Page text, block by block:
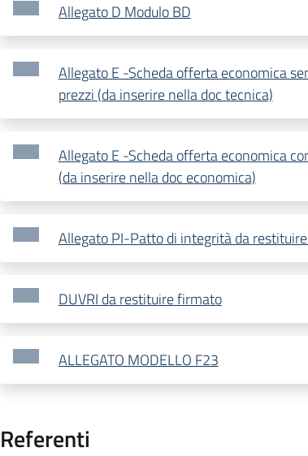
Allegato D Modulo BD
Allegato E -Scheda offerta economica
prezzi (da inserire nella doc tecnica)
Allegato E -Scheda offerta economica
(da inserire nella doc economica)
Allegato PI-Patto di integrità da
DUVRI da restituire firmato
ALLEGATO MODELLO F23
Referenti